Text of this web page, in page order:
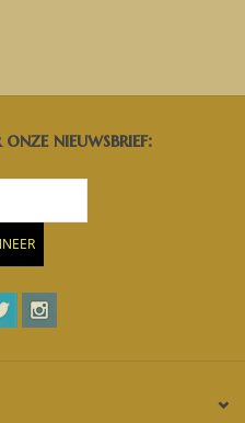
nieuwsbrief: